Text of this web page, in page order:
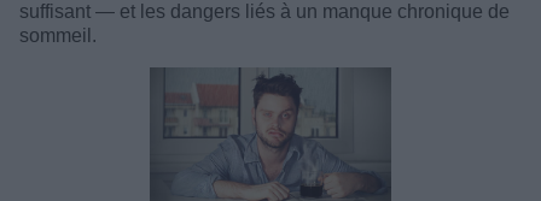
suffisant — et les dangers liés à un manque chronique de
sommeil.